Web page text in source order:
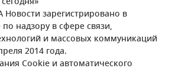
зарегистрировано в
надзору в сфере связи,
и массовых коммуникаций
2014 года.
Cookie и автоматического